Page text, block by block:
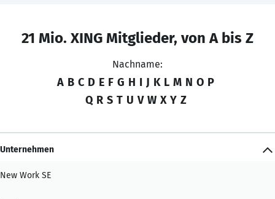
21 Mio. XING Mitglieder, von A bis Z
Nachname:
A B C D E F G H I J K L M N O P
Q R S T U V W X Y Z
Unternehmen
New Work SE